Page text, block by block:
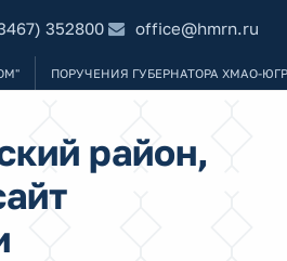
352800 office@hmrn.ru
ПОРУЧЕНИЯ ГУБЕРНАТОРА ХМАО-
район,